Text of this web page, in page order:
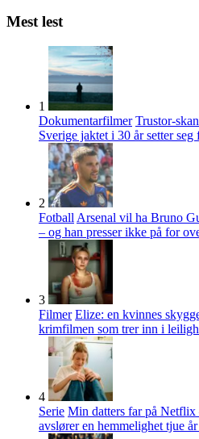
Mest lest
1
Dokumentarfilmer Trustor-
Sverige jaktet i 30 år setter seg
2
Fotball Arsenal vil ha Bruno
– og han presser ikke på for
3
Filmer Elize: en kvinnes
krimfilmen som trer inn i
4
Serie Min datters far på
avslører en hemmelighet tjue